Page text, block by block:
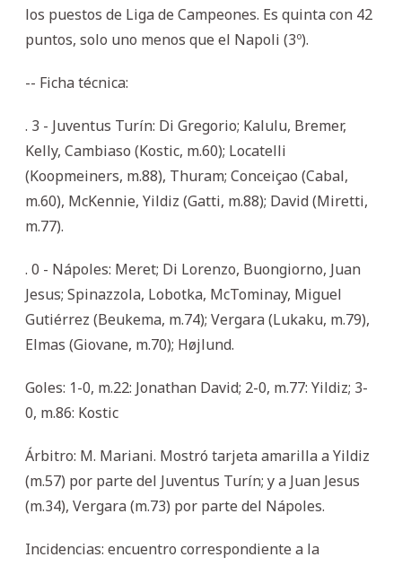
los puestos de Liga de Campeones. Es quinta con 42
puntos, solo uno menos que el Napoli (3º).
-- Ficha técnica:
. 3 - Juventus Turín: Di Gregorio; Kalulu, Bremer,
Kelly, Cambiaso (Kostic, m.60); Locatelli
(Koopmeiners, m.88), Thuram; Conceiçao (Cabal,
m.60), McKennie, Yildiz (Gatti, m.88); David (Miretti,
m.77).
. 0 - Nápoles: Meret; Di Lorenzo, Buongiorno, Juan
Jesus; Spinazzola, Lobotka, McTominay, Miguel
Gutiérrez (Beukema, m.74); Vergara (Lukaku, m.79),
Elmas (Giovane, m.70); Højlund.
Goles: 1-0, m.22: Jonathan David; 2-0, m.77: Yildiz; 3-
0, m.86: Kostic
Árbitro: M. Mariani. Mostró tarjeta amarilla a Yildiz
(m.57) por parte del Juventus Turín; y a Juan Jesus
(m.34), Vergara (m.73) por parte del Nápoles.
Incidencias: encuentro correspondiente a la